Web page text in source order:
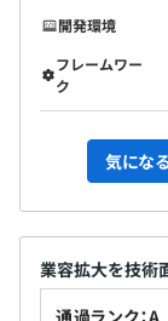
開発環境
フレームワー
ク
気にな
業容拡大を技術